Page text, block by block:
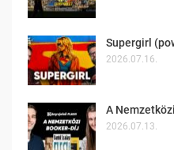
Supergirl
2026.07.16.
A
2026.07.13.